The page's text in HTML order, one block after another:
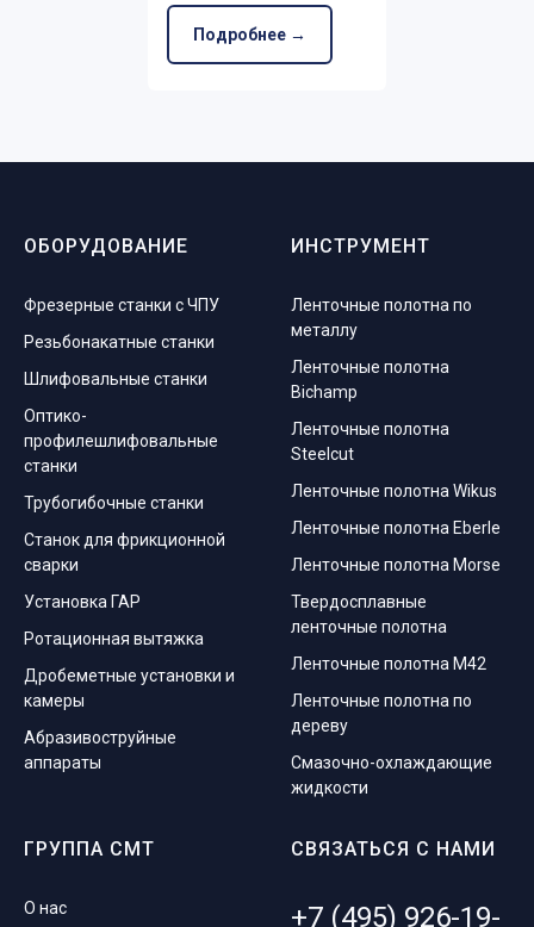
Подробнее →
ОБОРУДОВАНИЕ
Фрезерные станки с ЧПУ
Резьбонакатные станки
Шлифовальные станки
Оптико-
профилешлифовальные
станки
Трубогибочные станки
Станок для фрикционной
сварки
Установка ГАР
Ротационная вытяжка
Дробеметные установки и
камеры
Абразивоструйные
аппараты
ИНСТРУМЕНТ
Ленточные полотна по
металлу
Ленточные полотна
Bichamp
Ленточные полотна
Steelcut
Ленточные полотна Wikus
Ленточные полотна Eberle
Ленточные полотна Morse
Твердосплавные
ленточные полотна
Ленточные полотна M42
Ленточные полотна по
дереву
Смазочно-охлаждающие
жидкости
ГРУППА СМТ
О нас
СВЯЗАТЬСЯ С НАМИ
+7 (495) 926-19-